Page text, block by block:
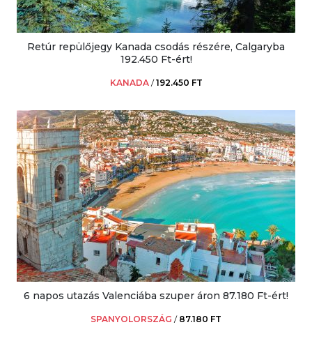
Retúr repülőjegy Kanada csodás részére, Calgaryba
192.450 Ft-ért!
KANADA /192.450 FT
6 napos utazás Valenciába szuper áron 87.180 Ft-ért!
SPANYOLORSZÁG / 87.180 FT